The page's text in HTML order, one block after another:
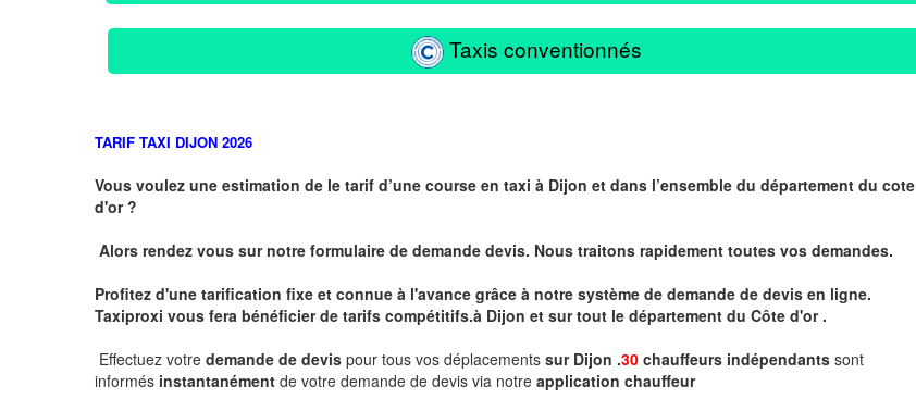
Taxis conventionnés
TARIF TAXI DIJON 2026
Vous voulez une estimation de le tarif d’une course en taxi à Dijon et dans l’ensemble du département du cote
d'or ?
Alors rendez vous sur notre formulaire de demande devis. Nous traitons rapidement toutes vos demandes.
Profitez d'une tarification fixe et connue à l'avance grâce à notre système de demande de devis en ligne.
Taxiproxi vous fera bénéficier de tarifs compétitifs.à Dijon et sur tout le département du Côte d'or .
Effectuez votre demande de devis pour tous vos déplacements sur Dijon .30 chauffeurs indépendants sont
informés instantanément de votre demande de devis via notre application chauffeur